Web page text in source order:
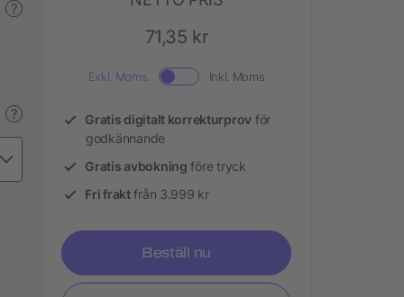
?
?
71,35 kr
Exkl. Moms. Inkl. Moms
Gratis digitalt korrekturprov för
godkännande
Gratis avbokning före tryck
Fri fraktfrån 3.999 kr
Beställ nu